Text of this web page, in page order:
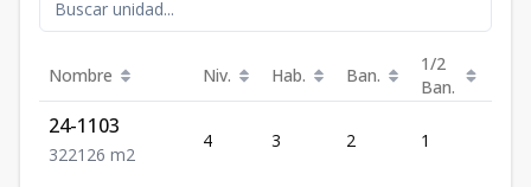
Nombre Niv. Hab. Ban.
1/2
Ban.
24-1103
322126 m2
4 3 2 1